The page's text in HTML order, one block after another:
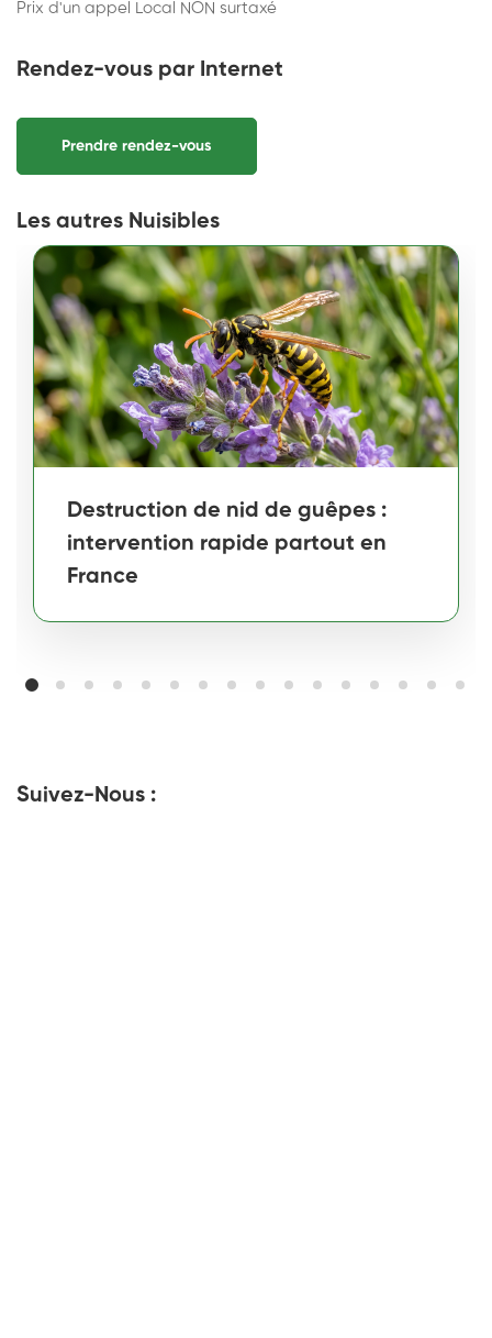
Prix d'un appel Local NON surtaxé
Rendez-vous par Internet
Prendre rendez-vous
Les autres Nuisibles
Destruction de nid de guêpes :
intervention rapide partout en
France
Suivez-Nous :